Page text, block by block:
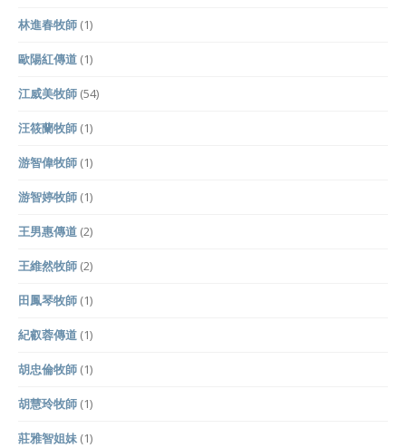
林進春牧師 (1)
歐陽紅傳道 (1)
江威美牧師 (54)
汪筱蘭牧師 (1)
游智偉牧師 (1)
游智婷牧師 (1)
王男惠傳道 (2)
王維然牧師 (2)
田鳳琴牧師 (1)
紀叡蓉傳道 (1)
胡忠倫牧師 (1)
胡慧玲牧師 (1)
莊雅智姐妹 (1)